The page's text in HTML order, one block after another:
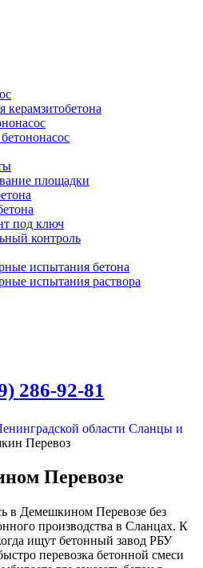
керамзитобетона
площадки
под ключ
контроль
испытания бетона
испытания раствора
286-92-81
области Сланцы и
Перевоз
Перевозе
в Демешкином Перевозе без
производства в Сланцах. К
ищут бетонный завод РБУ
перевозка бетонной смеси